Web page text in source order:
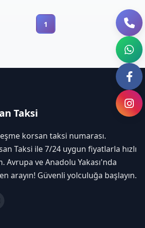
1
Taksi
korsan taksi numarası.
Taksi ile 7/24 uygun fiyatlarla hızlı
Avrupa ve Anadolu Yakası'nda
arayın! Güvenli yolculuğa başlayın.